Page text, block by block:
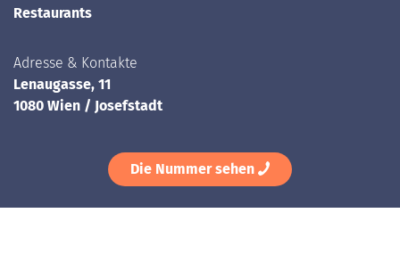
Restaurants
Adresse & Kontakte
Lenaugasse, 11
1080 Wien / Josefstadt
Die Nummer sehen